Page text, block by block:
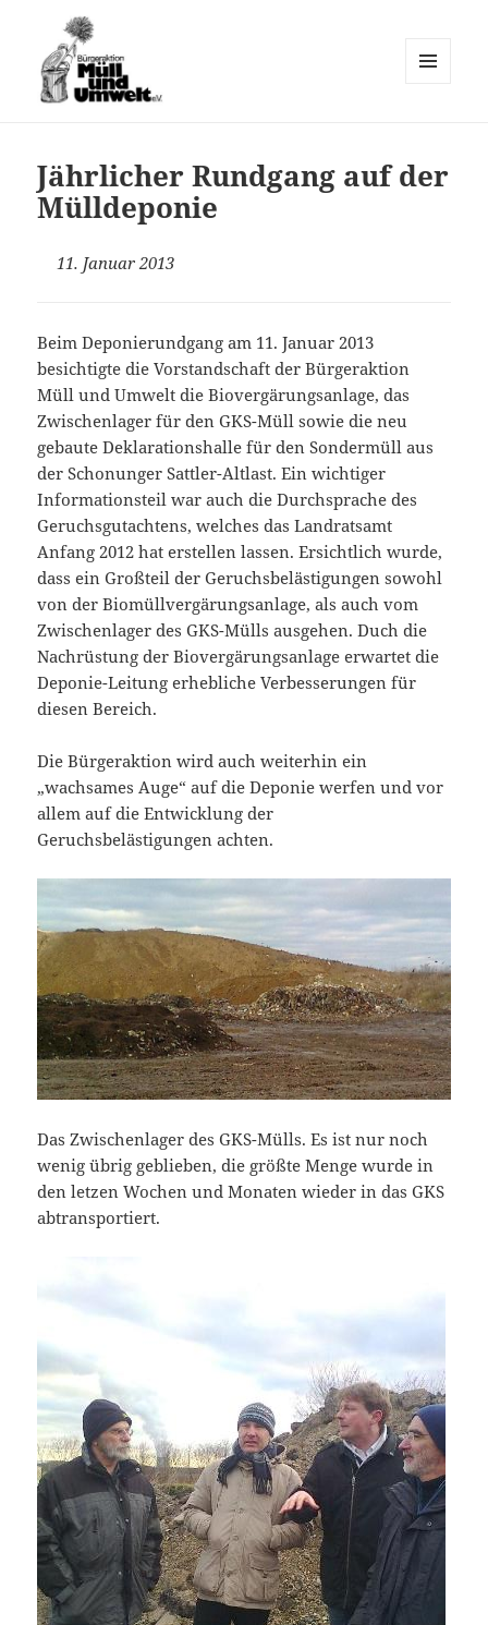
Jährlicher Rundgang auf der
Mülldeponie
11. Januar 2013
Beim Deponierundgang am 11. Januar 2013
besichtigte die Vorstandschaft der Bürgeraktion
Müll und Umwelt die Biovergärungsanlage, das
Zwischenlager für den GKS-Müll sowie die neu
gebaute Deklarationshalle für den Sondermüll aus
der Schonunger Sattler-Altlast. Ein wichtiger
Informationsteil war auch die Durchsprache des
Geruchsgutachtens, welches das Landratsamt
Anfang 2012 hat erstellen lassen. Ersichtlich wurde,
dass ein Großteil der Geruchsbelästigungen sowohl
von der Biomüllvergärungsanlage, als auch vom
Zwischenlager des GKS-Mülls ausgehen. Duch die
Nachrüstung der Biovergärungsanlage erwartet die
Deponie-Leitung erhebliche Verbesserungen für
diesen Bereich.
Die Bürgeraktion wird auch weiterhin ein
„wachsames Auge“ auf die Deponie werfen und vor
allem auf die Entwicklung der
Geruchsbelästigungen achten.
Das Zwischenlager des GKS-Mülls. Es ist nur noch
wenig übrig geblieben, die größte Menge wurde in
den letzen Wochen und Monaten wieder in das GKS
abtransportiert.